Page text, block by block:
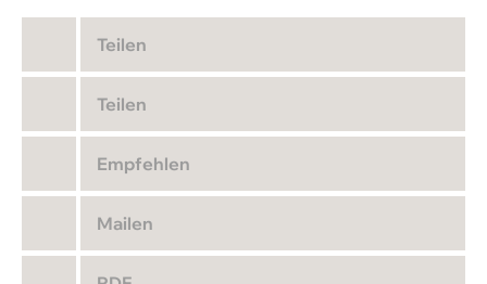
Teilen
Teilen
Empfehlen
Mailen